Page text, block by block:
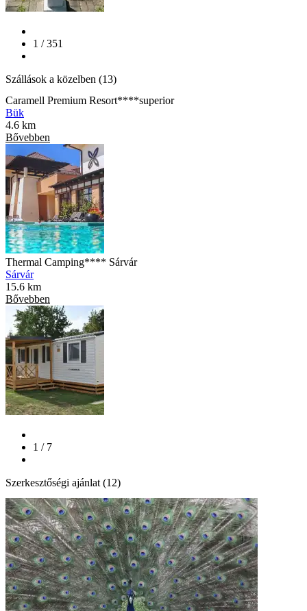
1 / 351
Szállások a közelben (13)
Caramell Premium Resort****superior
Bük
4.6 km
Bővebben
Thermal Camping**** Sárvár
Sárvár
15.6 km
Bővebben
1 / 7
Szerkesztőségi ajánlat (12)